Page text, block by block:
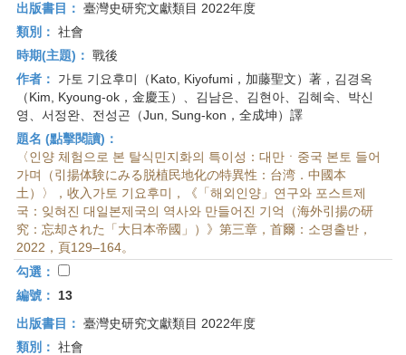
出版書目： 臺灣史研究文獻類目 2022年度
類別： 社會
時期(主題)： 戰後
作者：
가토 기요후미（Kato, Kiyofumi，加藤聖文）著，김경옥
（Kim, Kyoung-ok，金慶玉）、김남은、김현아、김혜숙、박신
영、서정완、전성곤（Jun, Sung-kon，全成坤）譯
題名 (點擊閱讀)：
〈인양 체험으로 본 탈식민지화의 특이성：대만ㆍ중국 본토 들어
가며（引揚体験にみる脱植民地化の特異性：台湾．中國本
土）〉，收入가토 기요후미，《「해외인양」연구와 포스트제
국：잊혀진 대일본제국의 역사와 만들어진 기억（海外引揚の研
究：忘却された「大日本帝國」）》第三章，首爾：소명출반，
2022，頁129–164。
勾選：
編號：
13
出版書目： 臺灣史研究文獻類目 2022年度
類別： 社會